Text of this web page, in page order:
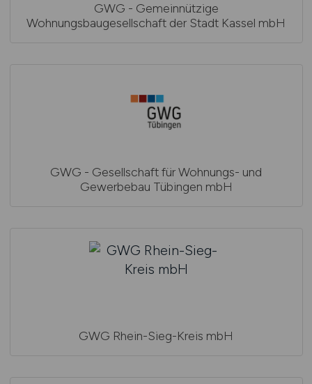
GWG - Gemeinnützige
Wohnungsbaugesellschaft der Stadt Kassel mbH
GWG - Gesellschaft für Wohnungs- und
Gewerbebau Tübingen mbH
GWG Rhein-Sieg-Kreis mbH